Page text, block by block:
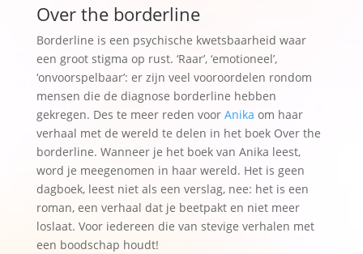
Over the borderline
Borderline is een psychische kwetsbaarheid waar
een groot stigma op rust. ‘Raar’, ‘emotioneel’,
‘onvoorspelbaar’: er zijn veel vooroordelen rondom
mensen die de diagnose borderline hebben
gekregen. Des te meer reden voor Anika om haar
verhaal met de wereld te delen in het boek Over the
borderline. Wanneer je het boek van Anika leest,
word je meegenomen in haar wereld. Het is geen
dagboek, leest niet als een verslag, nee: het is een
roman, een verhaal dat je beetpakt en niet meer
loslaat. Voor iedereen die van stevige verhalen met
een boodschap houdt!